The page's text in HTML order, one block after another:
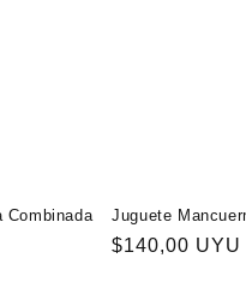
Combinada Juguete
Precio
$140,00 UYU